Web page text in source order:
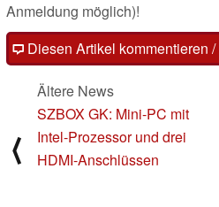
Anmeldung möglich)!
Diesen Artikel kommentieren
⟨
Ältere News
SZBOX GK: Mini-PC mit
Intel-Prozessor und drei
HDMI-Anschlüssen